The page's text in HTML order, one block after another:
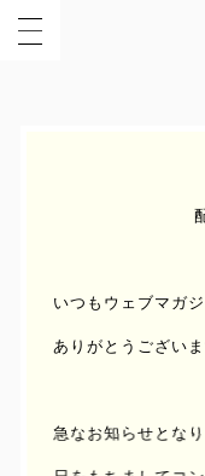
いつもウェブマガ
ありがとうございま
急なお知らせとな